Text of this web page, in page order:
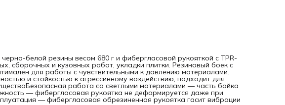
белой резины весом 680 г и фибергласовой рукояткой с TPR-
сборочных и кузовных работ, укладки плитки. Резиновый боек с
для работы с чувствительными к давлению материалами.
и стойкостью к агрессивному воздействию, подходит для
работа со светлыми материалами — часть бойка
— фибергласовая рукоятка не деформируется даже при
— фибергласовая обрезиненная рукоятка гасит вибрации